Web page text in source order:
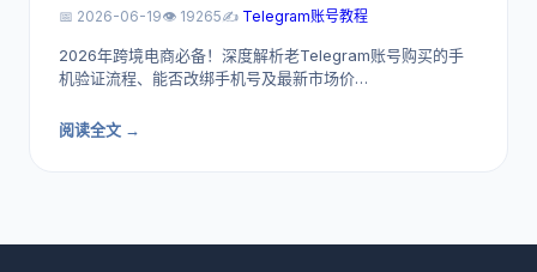
📅 2026-06-19👁️ 19265✍️ Telegram账号教程
2026年跨境电商必备！深度解析老Telegram账号购买的手
机验证流程、能否改绑手机号及最新市场价…
阅读全文 →